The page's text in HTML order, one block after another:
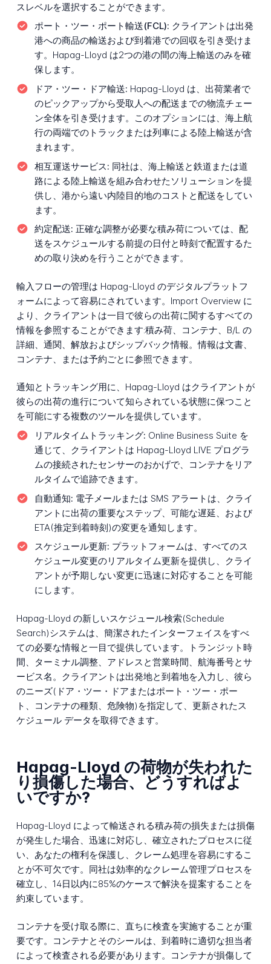
スレベルを選択することができます。
ポート・ツー・ポート輸送(FCL): クライアントは出発
港への商品の輸送および到着港での回収を引き受けま
す。Hapag-Lloyd は2つの港の間の海上輸送のみを確
保します。
ドア・ツー・ドア輸送: Hapag-Lloyd は、出荷業者で
のピックアップから受取人への配送までの物流チェー
ン全体を引き受けます。このオプションには、海上航
行の両端でのトラックまたは列車による陸上輸送が含
まれます。
相互運送サービス: 同社は、海上輸送と鉄道または道
路による陸上輸送を組み合わせたソリューションを提
供し、港から遠い内陸目的地のコストと配送をしてい
ます。
約定配送: 正確な調整が必要な積み荷については、配
送をスケジュールする前提の日付と時刻で配置するた
めの取り決めを行うことができます。
輸入フローの管理は Hapag-Lloyd のデジタルプラットフ
ォームによって容易にされています。Import Overview に
より、クライアントは一目で彼らの出荷に関するすべての
情報を参照することができます:積み荷、コンテナ、B/L の
詳細、通関、解放およびシップバック情報。情報は文書、
コンテナ、または予約ごとに参照できます。
通知とトラッキング用に、Hapag-Lloyd はクライアントが
彼らの出荷の進行について知らされている状態に保つこと
を可能にする複数のツールを提供しています。
リアルタイムトラッキング: Online Business Suite を
通じて、クライアントは Hapag-Lloyd LIVE プログラ
ムの接続されたセンサーのおかげで、コンテナをリア
ルタイムで追跡できます。
自動通知: 電子メールまたは SMS アラートは、クライ
アントに出荷の重要なステップ、可能な遅延、および
ETA(推定到着時刻)の変更を通知します。
スケジュール更新: プラットフォームは、すべてのス
ケジュール変更のリアルタイム更新を提供し、クライ
アントが予期しない変更に迅速に対応することを可能
にします。
Hapag-Lloyd の新しいスケジュール検索(Schedule
Search)システムは、簡潔されたインターフェイスをすべ
ての必要な情報と一目で提供しています。トランジット時
間、ターミナル調整、アドレスと営業時間、航海番号とサ
ービス名。クライアントは出発地と到着地を入力し、彼ら
のニーズ(ドア・ツー・ドアまたはポート・ツー・ポー
ト、コンテナの種類、危険物)を指定して、更新されたス
ケジュール データを取得できます。
Hapag-Lloyd の荷物が失われた
り損傷した場合、どうすればよ
いですか?
Hapag-Lloyd によって輸送される積み荷の損失または損傷
が発生した場合、迅速に対応し、確立されたプロセスに従
い、あなたの権利を保護し、クレーム処理を容易にするこ
とが不可欠です。同社は効率的なクレーム管理プロセスを
確立し、14日以内に85%のケースで解決を提案することを
約束しています。
コンテナを受け取る際に、直ちに検査を実施することが重
要です。コンテナとそのシールは、到着時に適切な担当者
によって検査される必要があります。コンテナが損傷して